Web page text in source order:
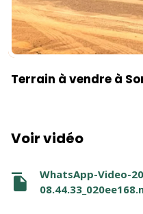
Terrain à vendre à
Voir vidéo
WhatsApp-Video-